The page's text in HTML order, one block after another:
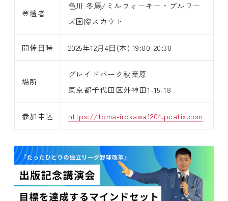
登壇者
⾊川 冬⾺/ミルウォーキー・ブルワー
ズ国際スカウト
開催⽇時 2025年12⽉4⽇(木) 19:00-20:30
場所
グレイドパーク秋葉原
東京都千代田区外神田1-15-18
参加申込 https://toma-irokawa1204.peatix.com